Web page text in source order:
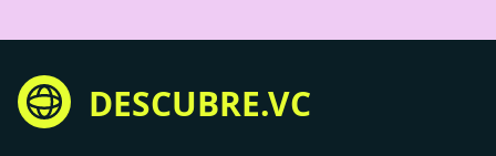
DESCUBRE.VC